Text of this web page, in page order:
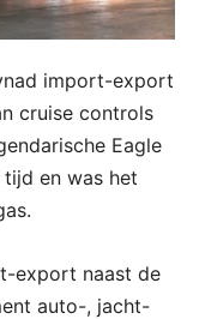
import-export
cruise controls
Eagle
en was het
export naast de
auto-, jacht-